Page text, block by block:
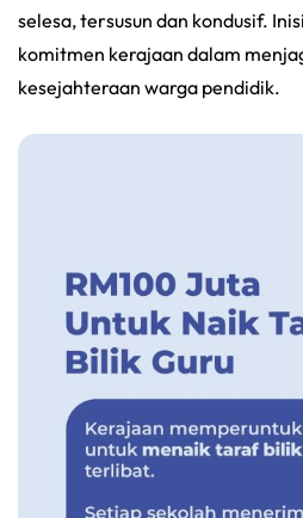
selesa, tersusun dan kondusif.
komitmen kerajaan dalam
kesejahteraan warga pendidik.